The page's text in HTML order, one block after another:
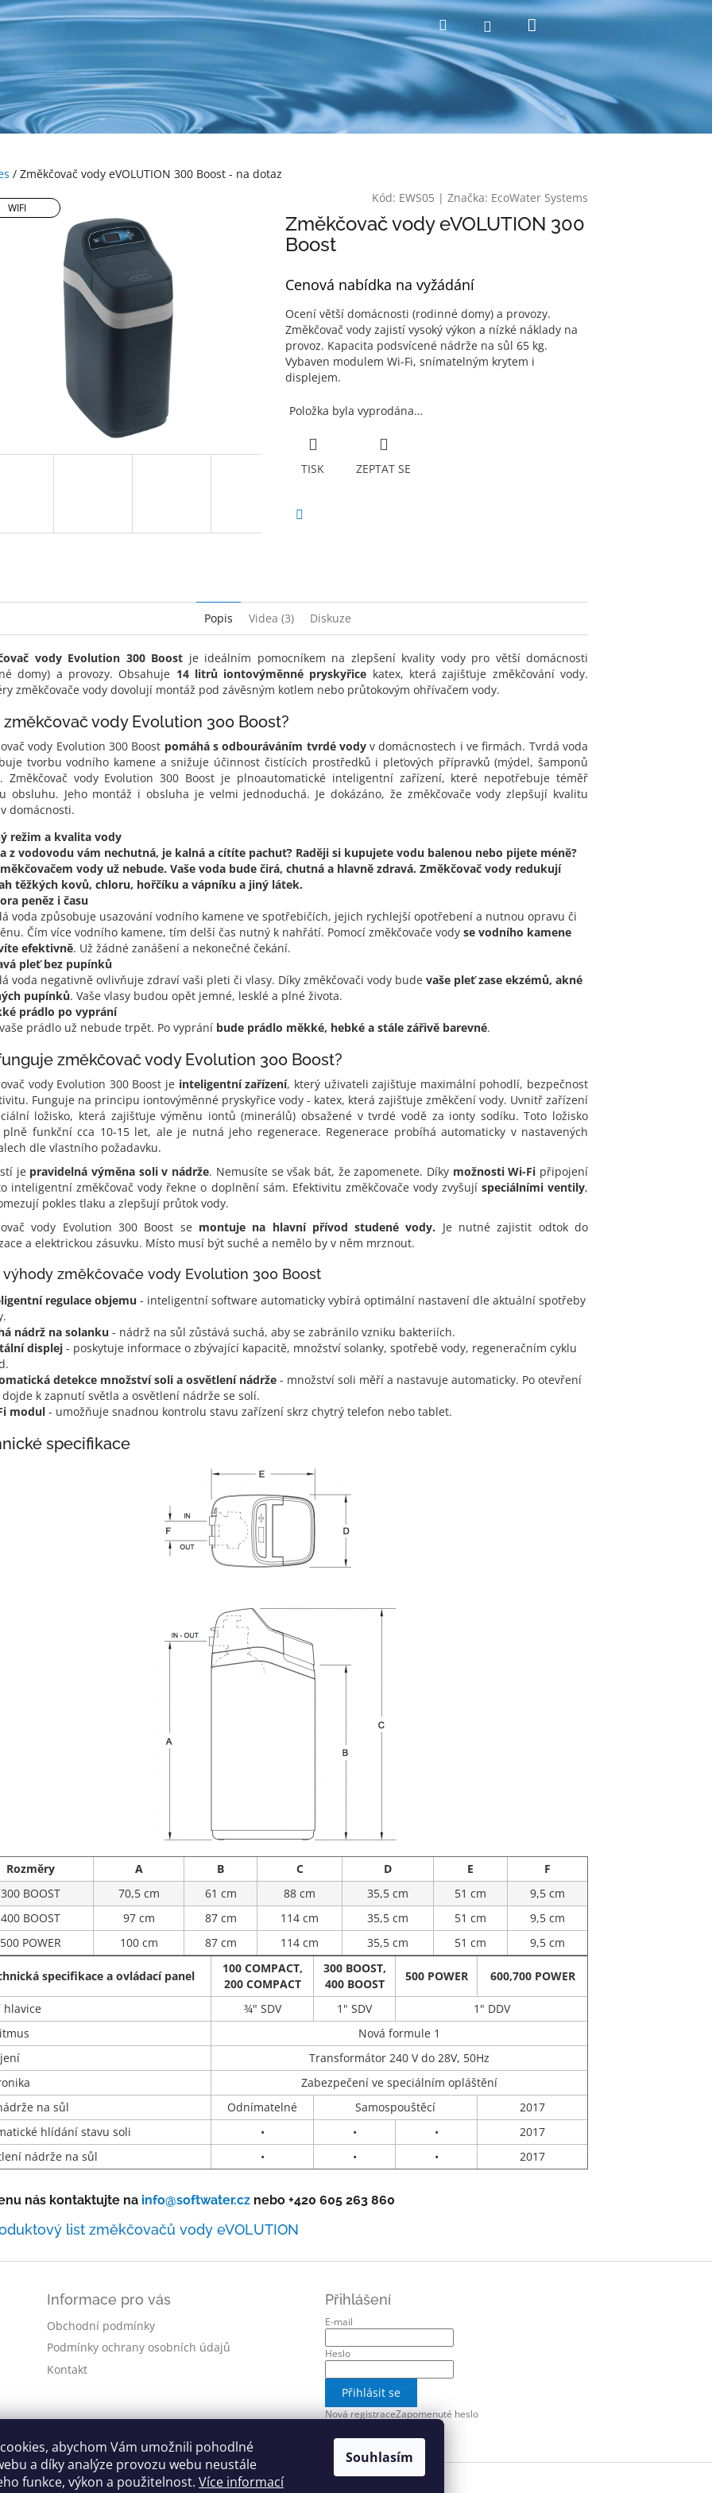
abychom Vám umožnili pohodlné
a díky analýze provozu webu neustále
funkce, výkon a použitelnost. Více informací
Souhlasím
Hledat PřihlášeníNákupní
košík
/ Změkčovač vody eVOLUTION 300 Boost - na dotaz
WIFI
Kód: EWS05 | Značka: EcoWater Systems
Změkčovač vody eVOLUTION 300
Boost
Cenová nabídka na vyžádání
Ocení větší domácnosti (rodinné domy) a provozy.
Změkčovač vody zajistí vysoký výkon a nízké náklady na
provoz. Kapacita podsvícené nádrže na sůl 65 kg.
Vybaven modulem Wi-Fi, snímatelným krytem i
displejem.
Položka byla vyprodána…
TISK ZEPTAT SE
Popis Videa (3) Diskuze
vody Evolution 300 Boost je ideálním pomocníkem na zlepšení kvality vody pro větší domácnosti
domy) a provozy. Obsahuje 14 litrů iontovýměnné pryskyřice katex, která zajišťuje změkčování vody.
změkčovače vody dovolují montáž pod závěsným kotlem nebo průtokovým ohřívačem vody.
změkčovač vody Evolution 300 Boost?
vody Evolution 300 Boost pomáhá s odbouráváním tvrdé vodyv domácnostech i ve firmách. Tvrdá voda
tvorbu vodního kamene a snižuje účinnost čistících prostředků i pleťových přípravků (mýdel, šamponů
Změkčovač vody Evolution 300 Boost je plnoautomatické inteligentní zařízení, které nepotřebuje téměř
obsluhu. Jeho montáž i obsluha je velmi jednoduchá. Je dokázáno, že změkčovače vody zlepšují kvalitu
domácnosti.
režim a kvalita vody
z vodovodu vám nechutná, je kalná a cítíte pachuť? Raději si kupujete vodu balenou nebo pijete méně?
vody už nebude. Vaše voda bude čirá, chutná a hlavně zdravá. Změkčovač vody redukují
těžkých kovů, chloru, hořčíku a vápníku a jiný látek.
peněz i času
voda způsobuje usazování vodního kamene ve spotřebičích, jejich rychlejší opotřebení a nutnou opravu či
Čím více vodního kamene, tím delší čas nutný k nahřátí. Pomocí změkčovače vody se vodního kamene
efektivně. Už žádné zanášení a nekonečné čekání.
pleť bez pupínků
voda negativně ovlivňuje zdraví vaši pleti či vlasy. Díky změkčovači vody bude vaše pleť zase ekzémů, akné
pupínků. Vaše vlasy budou opět jemné, lesklé a plné života.
prádlo po vyprání
prádlo už nebude trpět. Po vyprání bude prádlo měkké, hebké a stále zářivě barevné.
změkčovač vody Evolution 300 Boost?
vody Evolution 300 Boost je inteligentní zařízení, který uživateli zajišťuje maximální pohodlí, bezpečnost
Funguje na principu iontovýměnné pryskyřice vody - katex, která zajišťuje změkčení vody. Uvnitř zařízení
ložisko, která zajišťuje výměnu iontů (minerálů) obsažené v tvrdé vodě za ionty sodíku. Toto ložisko
funkční cca 10-15 let, ale je nutná jeho regenerace. Regenerace probíhá automaticky v nastavených
dle vlastního požadavku.
je pravidelná výměna soli v nádrže. Nemusíte se však bát, že zapomenete. Díky možnosti Wi-Fi připojení
inteligentní změkčovač vody řekne o doplnění sám. Efektivitu změkčovače vody zvyšují speciálními ventily,
pokles tlaku a zlepšují průtok vody.
vody Evolution 300 Boost se montuje na hlavní přívod studené vody. Je nutné zajistit odtok do
a elektrickou zásuvku. Místo musí být suché a nemělo by v něm mrznout.
výhody změkčovače vody Evolution 300 Boost
regulace objemu - inteligentní software automaticky vybírá optimální nastavení dle aktuální spotřeby
nádrž na solanku - nádrž na sůl zůstává suchá, aby se zabránilo vzniku bakteriích.
displej - poskytuje informace o zbývající kapacitě, množství solanky, spotřebě vody, regeneračním cyklu
detekce množství soli a osvětlení nádrže - množství soli měří a nastavuje automaticky. Po otevření
dojde k zapnutí světla a osvětlení nádrže se solí.
modul - umožňuje snadnou kontrolu stavu zařízení skrz chytrý telefon nebo tablet.
specifikace
Rozměry A B C D E
F
300 BOOST
70,5 cm 61 cm 88 cm 35,5 cm 51 cm
9,5 cm
400 BOOST
97 cm 87 cm 114 cm 35,5 cm 51 cm
9,5 cm
500 POWER
100 cm 87 cm 114 cm 35,5 cm 51 cm 9,5 cm
specifikace a ovládací panel
100 COMPACT,
200 COMPACT
300 BOOST,
400 BOOST
500 POWER 600,700 POWER
hlavice ¾" SDV 1" SDV
1" DDV
Nová formule 1
Transformátor 240 V do 28V, 50Hz
Zabezpečení ve speciálním opláštění
na sůl
Odnímatelné Samospouštěcí
2017
hlídání stavu soli
• • •
2017
nádrže na sůl
• • • 2017
nás kontaktujte na info@softwater.cz nebo +420 605 263 860
list změkčovačů vody eVOLUTION
Informace pro vás
Obchodní podmínky
Podmínky ochrany osobních údajů
Kontakt
Přihlášení
E-mail
Heslo
Přihlásit se
Nová registraceZapomenuté heslo
softwater.cz